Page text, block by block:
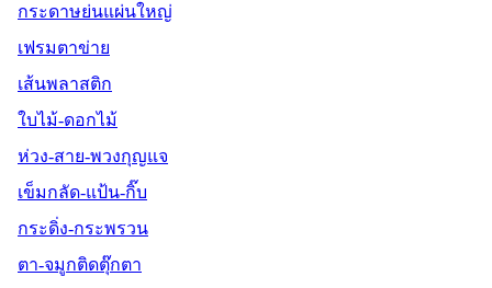
กระดาษย่นแผ่นใหญ่
เฟรมตาข่าย
เส้นพลาสติก
ใบไม้-ดอกไม้
ห่วง-สาย-พวงกุญแจ
เข็มกลัด-แป้น-กิ๊บ
กระดิ่ง-กระพรวน
ตา-จมูกติดตุ๊กตา